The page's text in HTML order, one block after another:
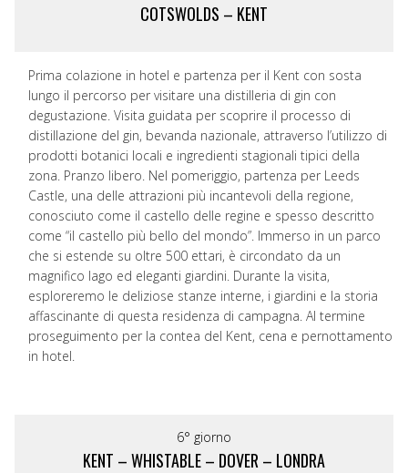
COTSWOLDS – KENT
Prima colazione in hotel e partenza per il Kent con sosta
lungo il percorso per visitare una distilleria di gin con
degustazione. Visita guidata per scoprire il processo di
distillazione del gin, bevanda nazionale, attraverso l’utilizzo di
prodotti botanici locali e ingredienti stagionali tipici della
zona. Pranzo libero. Nel pomeriggio, partenza per Leeds
Castle, una delle attrazioni più incantevoli della regione,
conosciuto come il castello delle regine e spesso descritto
come “il castello più bello del mondo”. Immerso in un parco
che si estende su oltre 500 ettari, è circondato da un
magnifico lago ed eleganti giardini. Durante la visita,
esploreremo le deliziose stanze interne, i giardini e la storia
affascinante di questa residenza di campagna. Al termine
proseguimento per la contea del Kent, cena e pernottamento
in hotel.
6° giorno
KENT – WHISTABLE – DOVER – LONDRA